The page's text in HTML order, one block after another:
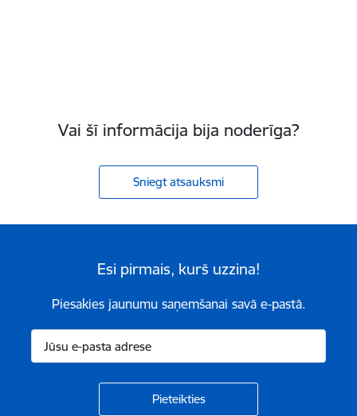
Vai šī informācija bija noderīga?
Sniegt atsauksmi
Esi pirmais, kurš uzzina!
Piesakies jaunumu saņemšanai savā e-pastā.